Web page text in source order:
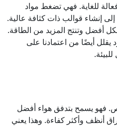
للغاية. فهي تضغط مواد
إلى إنشاء قوالب ذات كثافة عالية.
أفضل وتنتج المزيد من الطاقة.
يقلل أيضًا من اعتمادنا على
فهو يسمح بتدفق هواء أفضل
أنظف وأكثر كفاءة. وهذا يعني